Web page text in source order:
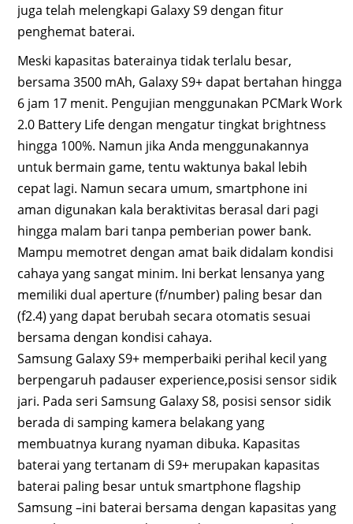
juga telah melengkapi Galaxy S9 dengan fitur
penghemat baterai.
Meski kapasitas baterainya tidak terlalu besar,
bersama 3500 mAh, Galaxy S9+ dapat bertahan hingga
6 jam 17 menit. Pengujian menggunakan PCMark Work
2.0 Battery Life dengan mengatur tingkat brightness
hingga 100%. Namun jika Anda menggunakannya
untuk bermain game, tentu waktunya bakal lebih
cepat lagi. Namun secara umum, smartphone ini
aman digunakan kala beraktivitas berasal dari pagi
hingga malam bari tanpa pemberian power bank.
Mampu memotret dengan amat baik didalam kondisi
cahaya yang sangat minim. Ini berkat lensanya yang
memiliki dual aperture (f/number) paling besar dan
(f2.4) yang dapat berubah secara otomatis sesuai
bersama dengan kondisi cahaya.
Samsung Galaxy S9+ memperbaiki perihal kecil yang
berpengaruh padauser experience,posisi sensor sidik
jari. Pada seri Samsung Galaxy S8, posisi sensor sidik
berada di samping kamera belakang yang
membuatnya kurang nyaman dibuka. Kapasitas
baterai yang tertanam di S9+ merupakan kapasitas
baterai paling besar untuk smartphone flagship
Samsung –ini baterai bersama dengan kapasitas yang